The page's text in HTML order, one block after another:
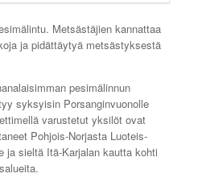
Metsästäjien kannattaa
ja pidättäytyä metsästyksestä
pesimälinnun
syksyisin Porsanginvuonolle
varustetut yksilöt ovat
Pohjois-Norjasta Luoteis-
ja sieltä Itä-Karjalan kautta kohti